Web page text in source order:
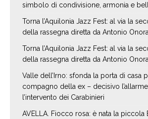
simbolo di condivisione, armonia e
Torna l’Aquilonia Jazz Fest: al via la
della rassegna diretta da Antonio
Torna l’Aquilonia Jazz Fest: al via la
della rassegna diretta da Antonio
Valle dell’Irno: sfonda la porta di casa
compagno della ex – decisivo
l’intervento dei Carabinieri
AVELLA. Fiocco rosa: è nata la piccola